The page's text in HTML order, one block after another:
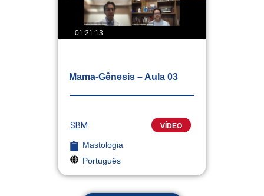
01:21:13
Mama-Gênesis – Aula 03
SBM VÍDEO
Mastologia
Português